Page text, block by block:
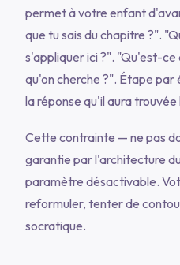
permet à votre enfant
que tu sais du chapitre ?".
s'appliquer ici ?". "Qu'est-
qu'on cherche ?". Étape
la réponse qu'il aura
Cette contrainte — ne pas
garantie par l'architecture
paramètre désactivable.
reformuler, tenter de
socratique.